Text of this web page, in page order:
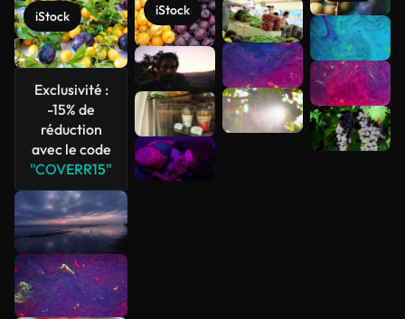
iStock
Exclusivité :
-15% de
réduction
avec le code
"COVERR15"
iStock
Voir plus